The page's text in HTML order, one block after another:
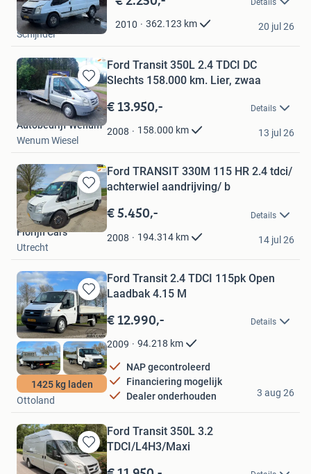
in
Mijn
Favorieten
2010 362.123 km
Auto Pim
Schijndel
20 jul 26
Bewaren
in
Mijn
Favorieten
Ford Transit 350L 2.4 TDCI DC
Slechts 158.000 km. Lier, zwaa
€ 13.950,- Details
2008 158.000 km
Autobedrijf Wenum
Wenum Wiesel
13 jul 26
Bewaren
in
Mijn
Favorieten
Ford TRANSIT 330M 115 HR 2.4 tdci/
achterwiel aandrijving/ b
€ 5.450,- Details
2008 194.314 km
Florijn Cars
Utrecht
14 jul 26
Bewaren
in
Mijn
Favorieten
1425 kg laden
Ford Transit 2.4 TDCI 115pk Open
Laadbak 4.15 M
€ 12.990,- Details
2009 94.218 km
NAP gecontroleerd
Financiering mogelijk
Dealer onderhouden
Joba Cars
Ottoland
3 aug 26
Bewaren
in
Ford Transit 350L 3.2
TDCI/L4H3/Maxi